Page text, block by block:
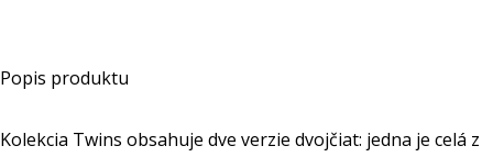
Popis produktu
Kolekcia Twins obsahuje dve verzie dvojčiat: jedna je celá z